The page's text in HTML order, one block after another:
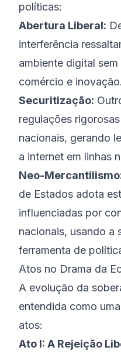
políticas:
Abertura Liberal:
interferência
ambiente digital
comércio e inovação.
Securitização:
regulações
nacionais, gerando
a internet em linhas
Neo-
de Estados adota
influenciadas por
nacionais, usando a
ferramenta de
Atos no Drama da
A evolução da
entendida como
atos:
Ato I: A Rejeição